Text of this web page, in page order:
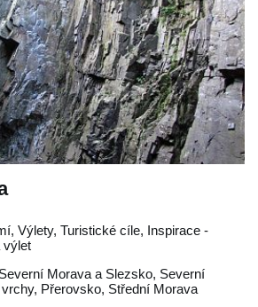
Výlety, Turistické cíle, Inspirace -
výlet
Severní Morava a Slezsko, Severní
, Přerovsko, Střední Morava